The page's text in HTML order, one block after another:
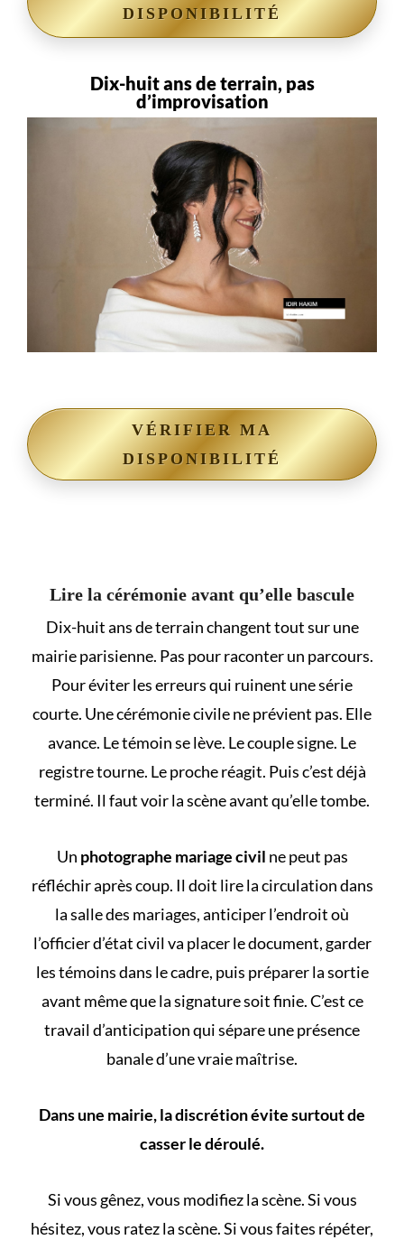
DISPONIBILITÉ
Dix-huit ans de terrain, pas
d’improvisation
VÉRIFIER MA
DISPONIBILITÉ
Lire la cérémonie avant qu’elle bascule
Dix-huit ans de terrain changent tout sur une
mairie parisienne. Pas pour raconter un parcours.
Pour éviter les erreurs qui ruinent une série
courte. Une cérémonie civile ne prévient pas. Elle
avance. Le témoin se lève. Le couple signe. Le
registre tourne. Le proche réagit. Puis c’est déjà
terminé. Il faut voir la scène avant qu’elle tombe.
Un photographe mariage civil ne peut pas
réfléchir après coup. Il doit lire la circulation dans
la salle des mariages, anticiper l’endroit où
l’officier d’état civil va placer le document, garder
les témoins dans le cadre, puis préparer la sortie
avant même que la signature soit finie. C’est ce
travail d’anticipation qui sépare une présence
banale d’une vraie maîtrise.
Dans une mairie, la discrétion évite surtout de
casser le déroulé.
Si vous gênez, vous modifiez la scène. Si vous
hésitez, vous ratez la scène. Si vous faites répéter,